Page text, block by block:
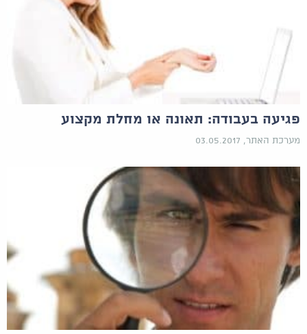
פגיעה בעבודה: תאונה או מחלת מקצוע
מערכת האתר, 03.05.2017